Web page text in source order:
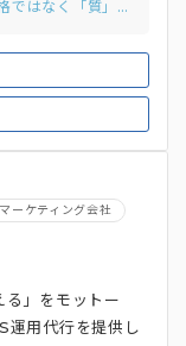
・TikTok運用代行会社おすすめ20選。価格ではなく「質」を見るべき理由まで解説
ーケティング会社
」をモットー
運用代行を提供し